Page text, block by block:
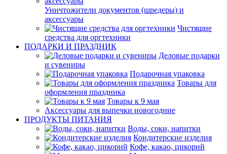
Уничтожители документов (шредеры) и
аксессуары
Чистящие
средства для оргтехники
ПОДАРКИ И ПРАЗДНИК
Деловые подарки
и сувениры
Подарочная упаковка
Товары для
оформления праздника
Товары к 9 мая
Аксессуары для выпечки новогодние
ПРОДУКТЫ ПИТАНИЯ
Воды, соки, напитки
Кондитерские изделия
Кофе, какао, цикорий